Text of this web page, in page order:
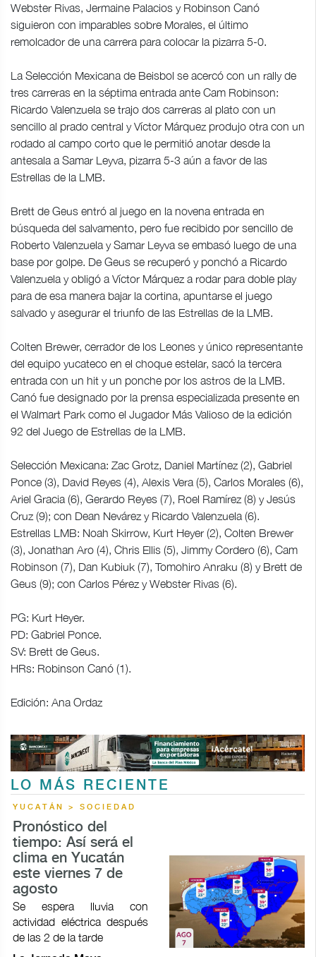
Webster Rivas, Jermaine Palacios y Robinson Canó
siguieron con imparables sobre Morales, el último
remolcador de una carrera para colocar la pizarra 5-0.
La Selección Mexicana de Beisbol se acercó con un rally de
tres carreras en la séptima entrada ante Cam Robinson:
Ricardo Valenzuela se trajo dos carreras al plato con un
sencillo al prado central y Víctor Márquez produjo otra con un
rodado al campo corto que le permitió anotar desde la
antesala a Samar Leyva, pizarra 5-3 aún a favor de las
Estrellas de la LMB.
Brett de Geus entró al juego en la novena entrada en
búsqueda del salvamento, pero fue recibido por sencillo de
Roberto Valenzuela y Samar Leyva se embasó luego de una
base por golpe. De Geus se recuperó y ponchó a Ricardo
Valenzuela y obligó a Víctor Márquez a rodar para doble play
para de esa manera bajar la cortina, apuntarse el juego
salvado y asegurar el triunfo de las Estrellas de la LMB.
Colten Brewer, cerrador de los Leones y único representante
del equipo yucateco en el choque estelar, sacó la tercera
entrada con un hit y un ponche por los astros de la LMB.
Canó fue designado por la prensa especializada presente en
el Walmart Park como el Jugador Más Valioso de la edición
92 del Juego de Estrellas de la LMB.
Selección Mexicana: Zac Grotz, Daniel Martínez (2), Gabriel
Ponce (3), David Reyes (4), Alexis Vera (5), Carlos Morales (6),
Ariel Gracia (6), Gerardo Reyes (7), Roel Ramírez (8) y Jesús
Cruz (9); con Dean Nevárez y Ricardo Valenzuela (6).
Estrellas LMB: Noah Skirrow, Kurt Heyer (2), Colten Brewer
(3), Jonathan Aro (4), Chris Ellis (5), Jimmy Cordero (6), Cam
Robinson (7), Dan Kubiuk (7), Tomohiro Anraku (8) y Brett de
Geus (9); con Carlos Pérez y Webster Rivas (6).
PG: Kurt Heyer.
PD: Gabriel Ponce.
SV: Brett de Geus.
HRs: Robinson Canó (1).
Edición: Ana Ordaz
LO MÁS RECIENTE
YUCATÁN > SOCIEDAD
Pronóstico del
tiempo: Así será el
clima en Yucatán
este viernes 7 de
agosto
Se espera lluvia con
actividad eléctrica después
de las 2 de la tarde